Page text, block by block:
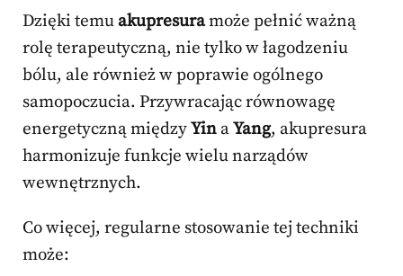
Dzięki temuakupresuramoże pełnić ważną
rolę terapeutyczną, nie tylko w łagodzeniu
bólu, ale również w poprawie ogólnego
samopoczucia. Przywracając równowagę
energetyczną międzyYin aYang, akupresura
harmonizuje funkcje wielu narządów
wewnętrznych.
Co więcej, regularne stosowanie tej techniki
może: